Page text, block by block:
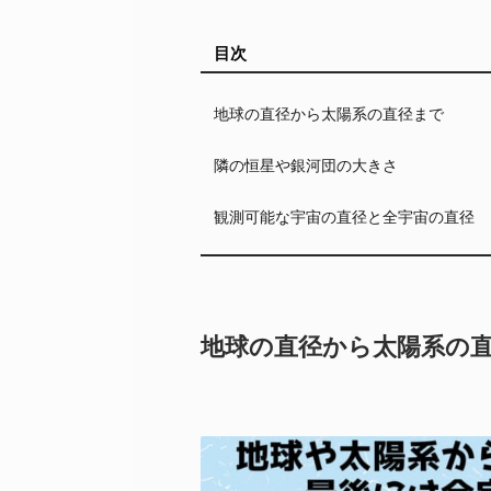
目次
地球の直径から太陽系の直径まで
隣の恒星や銀河団の大きさ
観測可能な宇宙の直径と全宇宙の直径
地球の直径から太陽系の